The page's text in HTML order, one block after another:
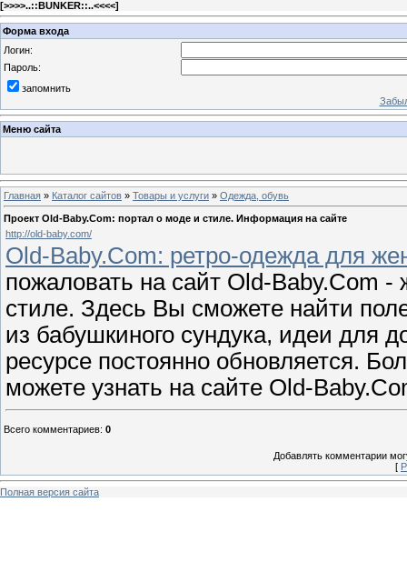
[>>>>..::BUNKER::..<<<<]
Форма входа
Логин:
Пароль:
запомнить
Меню сайта
Главная » Каталог сайтов » Товары и услуги » Одежда, обувь
Проект Old-Baby.Com: портал о моде и стиле. Информация на сайте
http://old-baby.com/
Old-Baby.Com: ретро-одежда для
пожаловать на сайт Old-Baby.Com
стиле. Здесь Вы сможете найти
из бабушкиного сундука, идеи для
ресурсе постоянно обновляется.
можете узнать на сайте Old-
Всего комментариев: 0
Добавлять комментарии
[
Полная версия сайта